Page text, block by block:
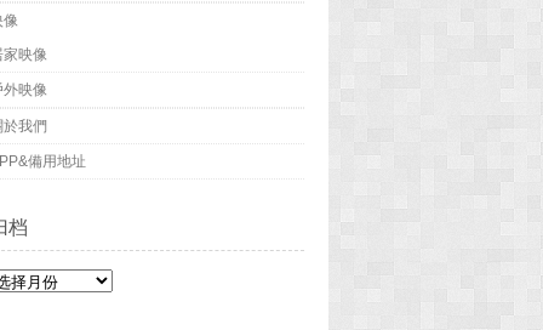
像
家映像
外映像
於我們
備用地址
档